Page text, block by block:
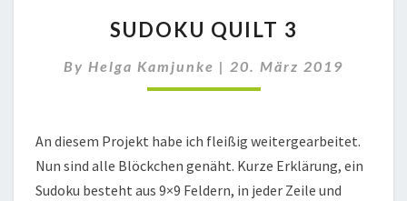
QUILT
SUDOKU QUILT 3
By Helga Kamjunke | 20. März 2019
An diesem Projekt habe ich fleißig weitergearbeitet.
Nun sind alle Blöckchen genäht. Kurze Erklärung, ein
Sudoku besteht aus 9×9 Feldern, in jeder Zeile und